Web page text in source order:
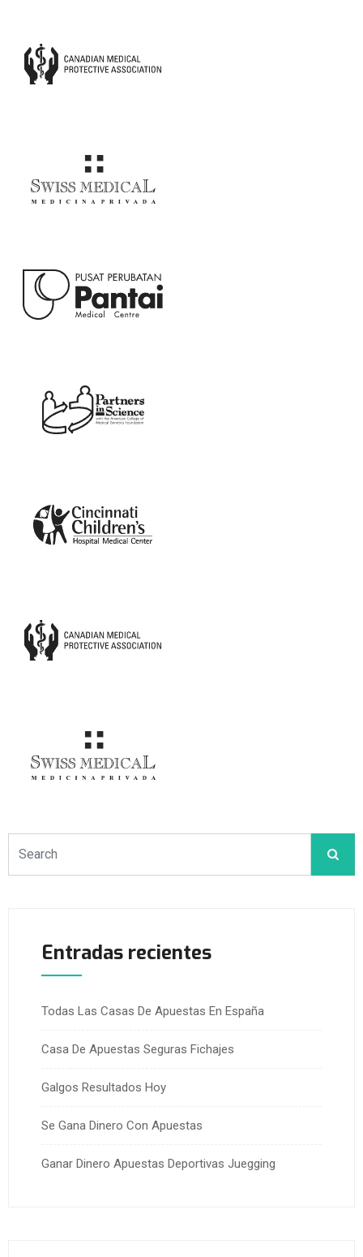
Entradas recientes
Todas Las Casas De Apuestas En España
Casa De Apuestas Seguras Fichajes
Galgos Resultados Hoy
Se Gana Dinero Con Apuestas
Ganar Dinero Apuestas Deportivas Juegging